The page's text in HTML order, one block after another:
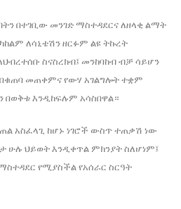
በተገቢው መንገድ ማስተዳደርና ለዘላቂ ልማት
ለሳኒቴሽን ዘርፉም ልዩ ትኩረት
ስናስረክብ፤ መንከባከብ ብቻ ሳይሆን
በቁጠባ መጠቀምና የውሃ አገልግሎት ተቋም
በወቅቱ እንዲከፍሉም አሳስበዋል።
አስፈላጊ ከሆኑ ነገሮች ውስጥ ተጠቃሽ ነው
ሁሉ ህይወት እንዲቀጥል ምክንያት ስለሆነም፤
የሚያስችል የአሰራር ስርዓት